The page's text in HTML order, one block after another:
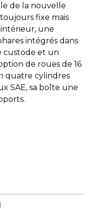
de la nouvelle
fixe mais
une
intégrés dans
custode et un
de roues de 16
quatre cylindres
SAE, sa boîte une